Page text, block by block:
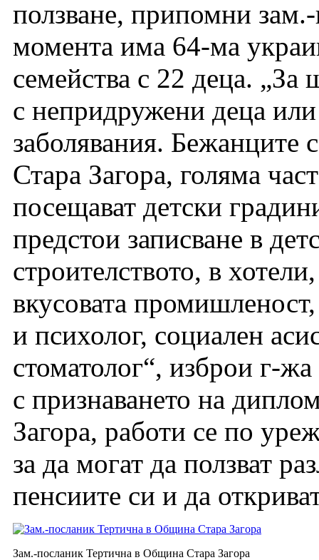
ползване, припомни
момента има 64-ма
семейства с 22 деца.
с непридружени деца
заболявания. Бежанците
Стара Загора, голяма
посещават детски
предстои записване в
строителството, в
вкусовата
и психолог, социален
стоматолог“, изброи г-
с признаването на
Загора, работи се по
за да могат да ползват
пенсиите си и да
Зам.-посланик Тертична в Община Стара Загора